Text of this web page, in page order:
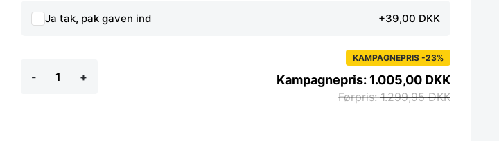
Ja tak, pak gaven ind +39,00 DKK
-
kniv
+
KAMPAGNEPRIS -23%
1.299,95DKK
1.005,00 DKK